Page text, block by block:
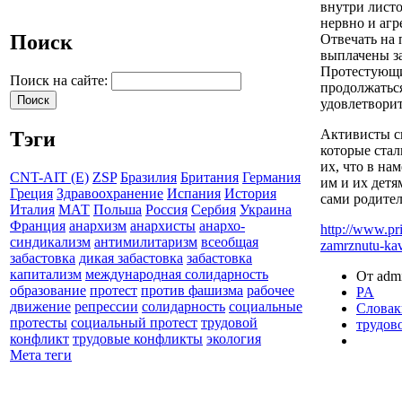
Поиск
Поиск на сайте:
Тэги
CNT-AIT (E) ZSP Бразилия Британия Германия
Греция Здравоохранение Испания История
Италия МАТ Польша Россия Сербия Украина
Франция анархизм анархисты анархо-
синдикализм антимилитаризм всеобщая
забастовка дикая забастовка забастовка
капитализм международная солидарность
образование протест против фашизма рабочее
движение репрессии солидарность социальные
протесты социальный протест трудовой
конфликт трудовые конфликты экология
Мета теги
внутри
нервно и
Отвечать на
выплачены
Активисты
которые
их, что в
им и их
сами
http://
zamrznutu-
От
PA